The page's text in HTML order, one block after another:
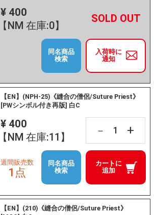
¥ 400
【NM 在庫:0】
－ +
入荷時に
通知
同名商品
検索
【EN】(NPH-25)《縫合の僧侶/Suture Priest》
[PWシンボル付き再版] 白C
¥ 400
【NM 在庫:11】
－ +
カートに
追加
週間販売数
1点
同名商品
検索
【EN】(210)《縫合の僧侶/Suture Priest》